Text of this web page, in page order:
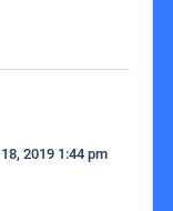
2019 1:44 pm